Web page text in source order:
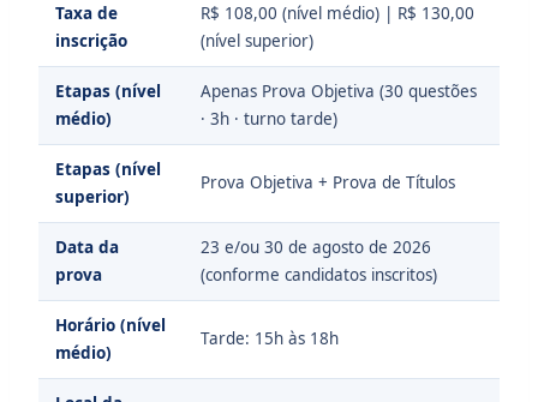
Taxa de
inscrição
R$ 108,00 (nível médio) | R$ 130,00
(nível superior)
Etapas (nível
médio)
Apenas Prova Objetiva (30 questões
· 3h · turno tarde)
Etapas (nível
superior)
Prova Objetiva + Prova de Títulos
Data da
prova
23 e/ou 30 de agosto de 2026
(conforme candidatos inscritos)
Horário (nível
médio)
Tarde: 15h às 18h